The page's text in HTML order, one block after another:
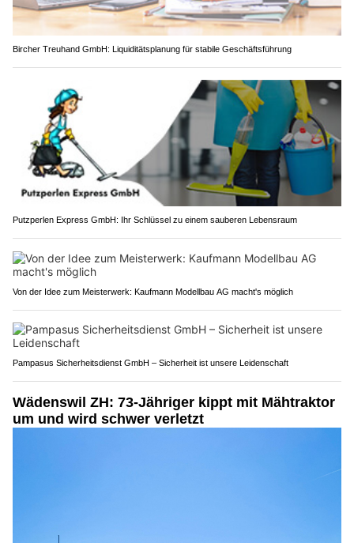
Bircher Treuhand GmbH: Liquiditätsplanung für stabile Geschäftsführung
Putzperlen Express GmbH: Ihr Schlüssel zu einem sauberen Lebensraum
Von der Idee zum Meisterwerk: Kaufmann Modellbau AG macht's möglich
Pampasus Sicherheitsdienst GmbH – Sicherheit ist unsere Leidenschaft
Wädenswil ZH: 73-Jähriger kippt mit Mähtraktor
um und wird schwer verletzt